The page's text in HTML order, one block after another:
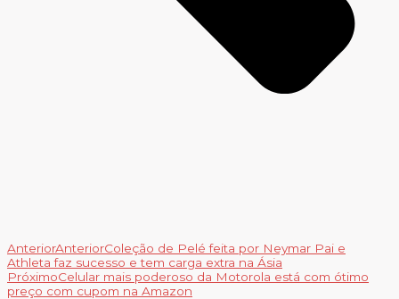
AnteriorAnteriorColeção de Pelé feita por Neymar Pai e
Athleta faz sucesso e tem carga extra na Ásia
PróximoCelular mais poderoso da Motorola está com ótimo
preço com cupom na Amazon